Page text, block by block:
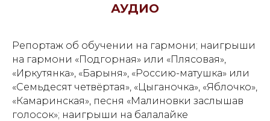
АУДИО
Репортаж об обучении на гармони; наигрыши
на гармони «Подгорная» или «Плясовая»,
«Иркутянка», «Барыня», «Россию-матушка» или
«Семьдесят четвёртая», «Цыганочка», «Яблочко»,
«Камаринская», песня «Малиновки заслышав
голосок»; наигрыши на балалайке